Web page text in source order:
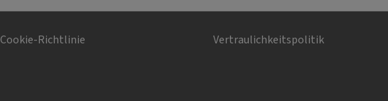
Cookie-Richtlinie Vertraulichkeitspolitik